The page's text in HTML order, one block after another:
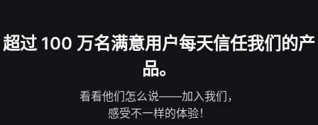
超过 100 万名满意用户每天信任我们的产
品。
看看他们怎么说——加入我们，
感受不一样的体验！